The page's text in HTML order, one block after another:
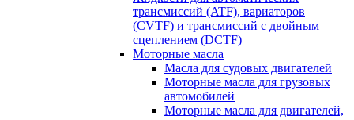
трансмиссий (ATF), вариаторов
(CVTF) и трансмиссий с двойным
сцеплением (DCTF)
Моторные масла
Масла для судовых двигателей
Моторные масла для грузовых
автомобилей
Моторные масла для двигателей,